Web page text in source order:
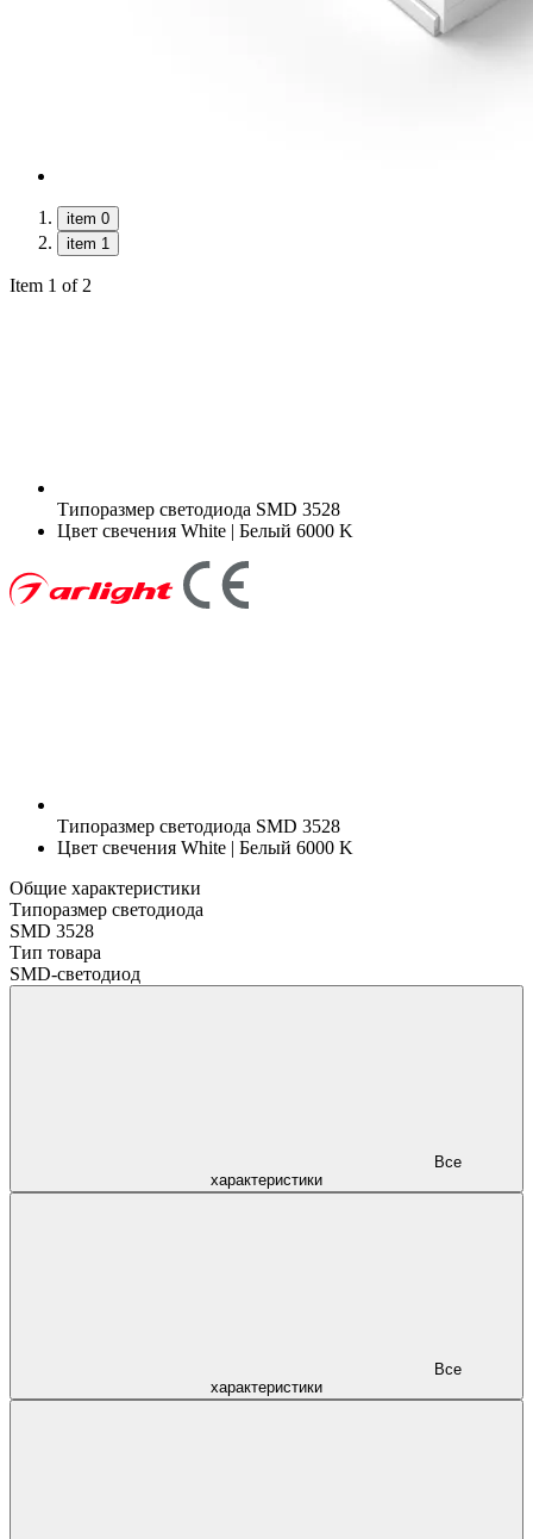
item 0
item 1
Item 1 of 2
Типоразмер светодиода SMD 3528
Цвет свечения White | Белый 6000 K
Типоразмер светодиода SMD 3528
Цвет свечения White | Белый 6000 K
Общие характеристики
Типоразмер светодиода
SMD 3528
Тип товара
SMD-светодиод
характеристики
характеристики